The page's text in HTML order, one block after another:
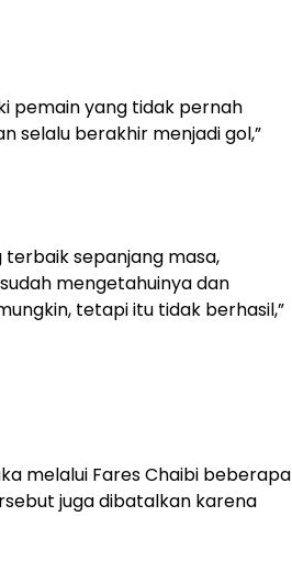
pemain yang tidak pernah
selalu berakhir menjadi gol,”
sepanjang masa,
mengetahuinya dan
tetapi itu tidak berhasil,”
melalui Fares Chaibi beberapa
juga dibatalkan karena